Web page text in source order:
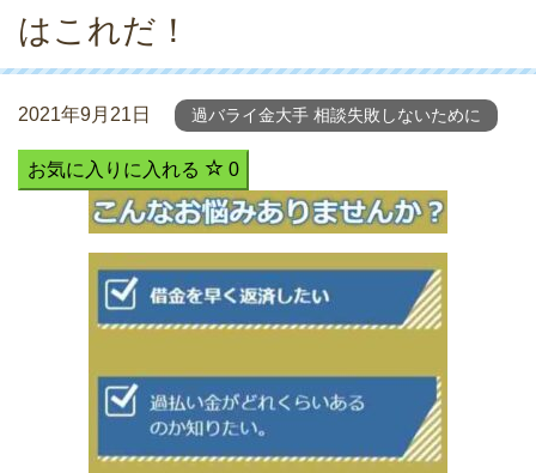
はこれだ！
2021年9月21日 過バライ金大手 相談失敗しないために
お気に入りに入れる 0